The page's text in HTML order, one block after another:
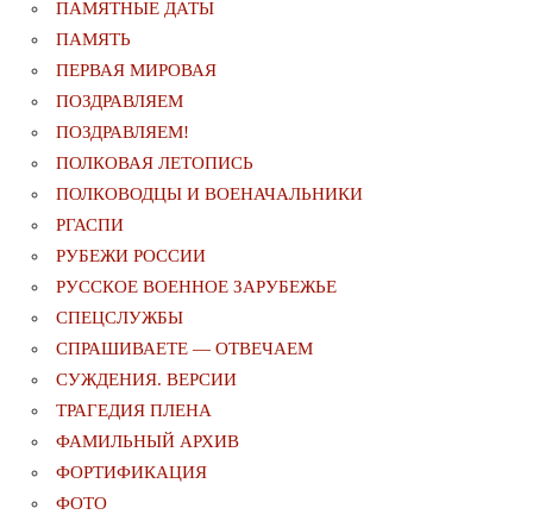
ПАМЯТНЫЕ ДАТЫ
ПАМЯТЬ
ПЕРВАЯ МИРОВАЯ
ПОЗДРАВЛЯЕМ
ПОЗДРАВЛЯЕМ!
ПОЛКОВАЯ ЛЕТОПИСЬ
ПОЛКОВОДЦЫ И ВОЕНАЧАЛЬНИКИ
РГАСПИ
РУБЕЖИ РОССИИ
РУССКОЕ ВОЕННОЕ ЗАРУБЕЖЬЕ
СПЕЦСЛУЖБЫ
СПРАШИВАЕТЕ — ОТВЕЧАЕМ
СУЖДЕНИЯ. ВЕРСИИ
ТРАГЕДИЯ ПЛЕНА
ФАМИЛЬНЫЙ АРХИВ
ФОРТИФИКАЦИЯ
ФОТО